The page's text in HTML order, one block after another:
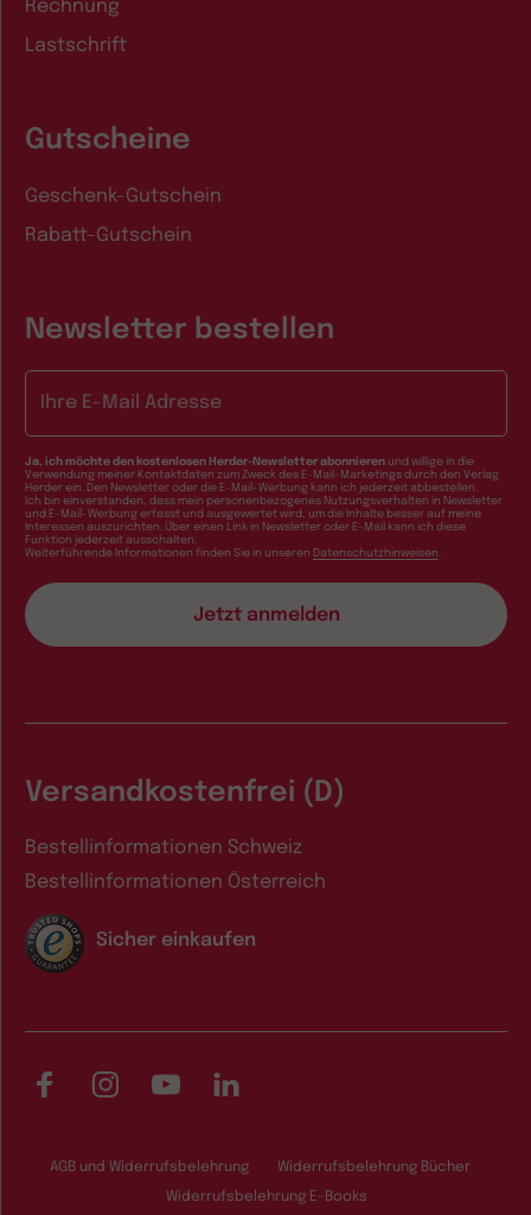
Rechnung
Lastschrift
Gutscheine
Geschenk-Gutschein
Rabatt-Gutschein
Newsletter bestellen
Ja, ich möchte den kostenlosen Herder-Newsletter abonnieren und willige in die
Verwendung meiner Kontaktdaten zum Zweck des E-Mail-Marketings durch den Verlag
Herder ein. Den Newsletter oder die E-Mail-Werbung kann ich jederzeit abbestellen.
Ich bin einverstanden, dass mein personenbezogenes Nutzungsverhalten in Newsletter
und E-Mail-Werbung erfasst und ausgewertet wird, um die Inhalte besser auf meine
Interessen auszurichten. Über einen Link in Newsletter oder E-Mail kann ich diese
Funktion jederzeit ausschalten.
Weiterführende Informationen finden Sie in unseren Datenschutzhinweisen
Versandkostenfrei (D)
Bestellinformationen Schweiz
Bestellinformationen Österreich
Sicher einkaufen
FacebookInstagramYouTubeLinkedIn
AGB und Widerrufsbelehrung Widerrufsbelehrung Bücher
Widerrufsbelehrung E-Books